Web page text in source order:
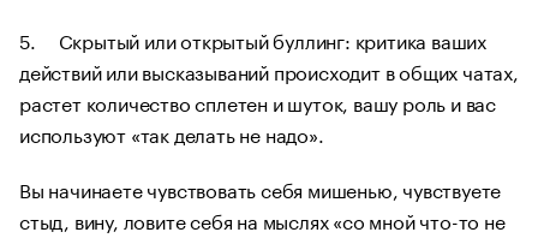
5. Скрытый или открытый буллинг: критика ваших
действий или высказываний происходит в общих чатах,
растет количество сплетен и шуток, вашу роль и вас
используют «так делать не надо».
Вы начинаете чувствовать себя мишенью, чувствуете
стыд, вину, ловите себя на мыслях «со мной что-то не